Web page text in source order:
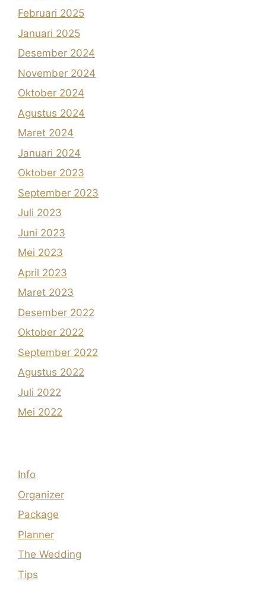
Februari 2025
Januari 2025
Desember 2024
November 2024
Oktober 2024
Agustus 2024
Maret 2024
Januari 2024
Oktober 2023
September 2023
Juli 2023
Juni 2023
Mei 2023
April 2023
Maret 2023
Desember 2022
Oktober 2022
September 2022
Agustus 2022
Juli 2022
Mei 2022
Info
Organizer
Package
Planner
The Wedding
Tips